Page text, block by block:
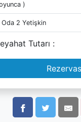
)
Oda 2 Yetişkin
Tutarı :